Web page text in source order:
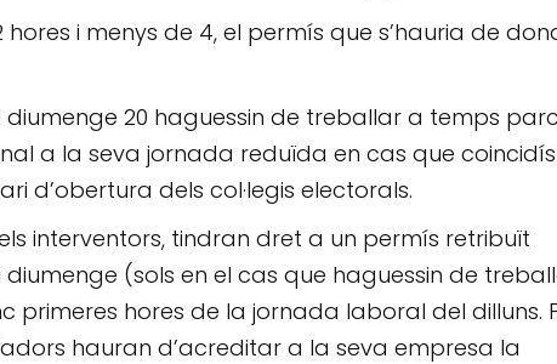
i menys de 4, el permís que s’hauria de
20 haguessin de treballar a temps
a la seva jornada reduïda en cas que coincidís
d’obertura dels col·legis electorals.
interventors, tindran dret a un permís retribuït
(sols en el cas que haguessin de
primeres hores de la jornada laboral del dilluns.
hauran d’acreditar a la seva empresa la